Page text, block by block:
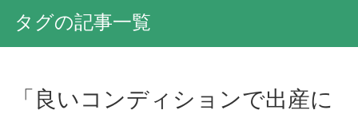
タグの記事一覧
「良いコンディションで出産に